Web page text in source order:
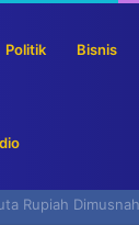
Politik Bisnis
Pemerintah